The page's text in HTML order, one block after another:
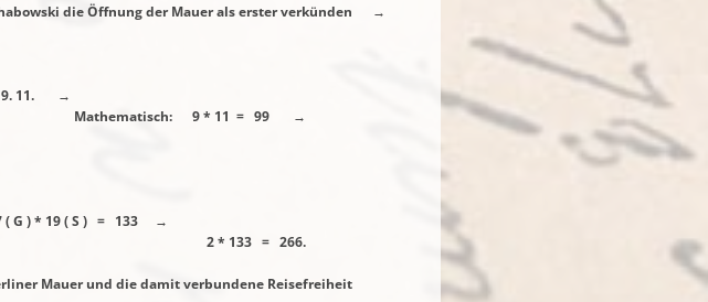
die Öffnung der Mauer als erster verkünden →
9. 11. →
11 = 99 →
133 →
266.
Mauerund die damit verbundene Reisefreiheit